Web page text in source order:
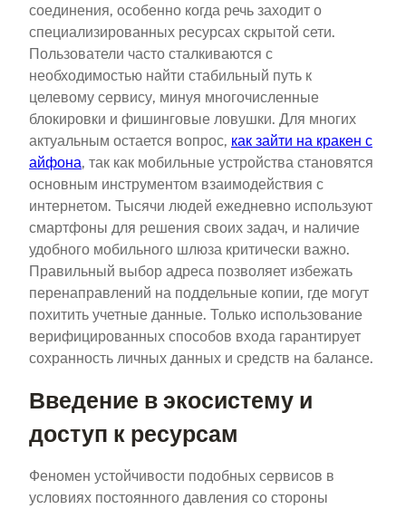
соединения, особенно когда речь заходит о
специализированных ресурсах скрытой сети.
Пользователи часто сталкиваются с
необходимостью найти стабильный путь к
целевому сервису, минуя многочисленные
блокировки и фишинговые ловушки. Для многих
актуальным остается вопрос, как зайти на кракен с
айфона, так как мобильные устройства становятся
основным инструментом взаимодействия с
интернетом. Тысячи людей ежедневно используют
смартфоны для решения своих задач, и наличие
удобного мобильного шлюза критически важно.
Правильный выбор адреса позволяет избежать
перенаправлений на поддельные копии, где могут
похитить учетные данные. Только использование
верифицированных способов входа гарантирует
сохранность личных данных и средств на балансе.
Введение в экосистему и
доступ к ресурсам
Феномен устойчивости подобных сервисов в
условиях постоянного давления со стороны